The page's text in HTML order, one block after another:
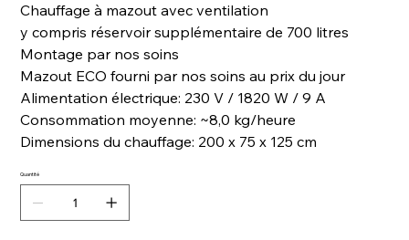
Chauffage à mazout avec ventilation
y compris réservoir supplémentaire de 700 litres
Montage par nos soins
Mazout ECO fourni par nos soins au prix du jour
Alimentation électrique: 230 V / 1820 W / 9 A
Consommation moyenne: ~8,0 kg/heure
Dimensions du chauffage: 200 x 75 x 125 cm
Quantité